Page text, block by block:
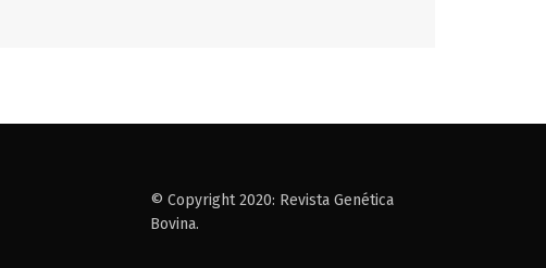
© Copyright 2020: Revista Genética
Bovina.